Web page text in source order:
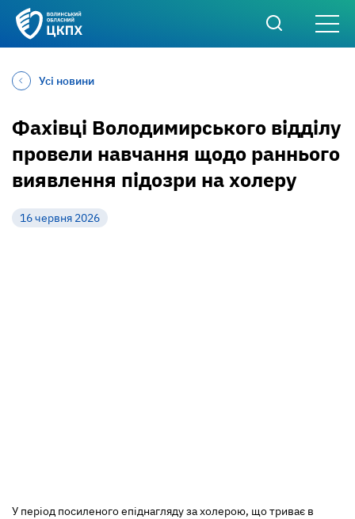
Усі новини
Фахівці Володимирського відділу
провели навчання щодо раннього
виявлення підозри на холеру
16 червня 2026
У період посиленого епіднагляду за холерою, що триває в